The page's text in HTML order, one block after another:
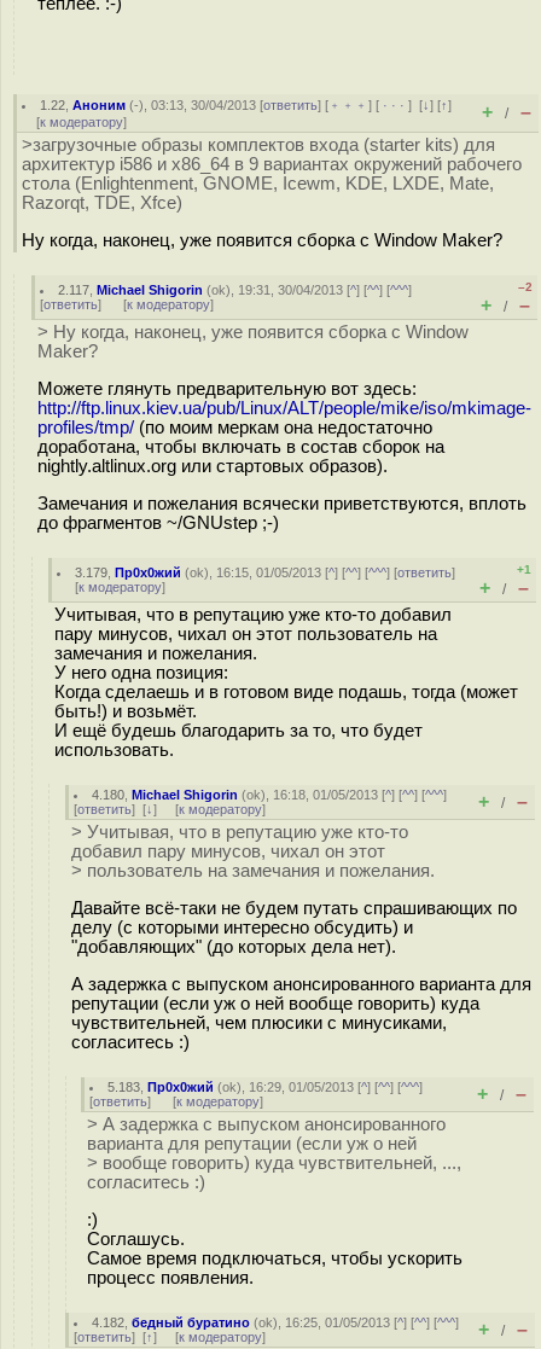
1.22 ,Аноним (-), 03:13, 30/04/2013 [ответить] [ ﹢﹢﹢] [ · · ·][↓] [↑]
[к модератору] + / –
>загрузочные образы комплектов входа (starter kits) для
архитектур i586 и x86_64 в 9 вариантах окружений рабочего
стола (Enlightenment, GNOME, Icewm, KDE, LXDE, Mate,
Razorqt, TDE, Xfce)
Ну когда, наконец, уже появится сборка с Window Maker?
2.117 ,Michael Shigorin (ok), 19:31, 30/04/2013 [^] [^^] [^^^]
[ответить] [к модератору]
–2
+ / –
> Ну когда, наконец, уже появится сборка с Window
Maker?
Можете глянуть предварительную вот здесь:
http://ftp.linux.kiev.ua/pub/Linux/ALT/people/mike/iso/mkimage-
profiles/tmp/ (по моим меркам она недостаточно
доработана, чтобы включать в состав сборок на
nightly.altlinux.org или стартовых образов).
Замечания и пожелания всячески приветствуются, вплоть
до фрагментов ~/GNUstep ;-)
3.179 ,Пр0х0жий (ok), 16:15, 01/05/2013 [^] [^^] [^^^] [ответить]
[к модератору]
+1
+ / –
Учитывая, что в репутацию уже кто-то добавил
пару минусов, чихал он этот пользователь на
замечания и пожелания.
У него одна позиция:
Когда сделаешь и в готовом виде подашь, тогда (может
быть!) и возьмёт.
И ещё будешь благодарить за то, что будет
использовать.
4.180 ,Michael Shigorin (ok), 16:18, 01/05/2013 [^] [^^] [^^^]
[ответить] [↓] [к модератору] + / –
> Учитывая, что в репутацию уже кто-то
добавил пару минусов, чихал он этот
> пользователь на замечания и пожелания.
Давайте всё-таки не будем путать спрашивающих по
делу (с которыми интересно обсудить) и
"добавляющих" (до которых дела нет).
А задержка с выпуском анонсированного варианта для
репутации (если уж о ней вообще говорить) куда
чувствительней, чем плюсики с минусиками,
согласитесь :)
5.183 ,Пр0х0жий (ok), 16:29, 01/05/2013 [^] [^^] [^^^]
[ответить] [к модератору] + / –
> А задержка с выпуском анонсированного
варианта для репутации (если уж о ней
> вообще говорить) куда чувствительней, ...,
согласитесь :)
:)
Соглашусь.
Самое время подключаться, чтобы ускорить
процесс появления.
4.182 ,бедный буратино (ok), 16:25, 01/05/2013 [^] [^^] [^^^]
[ответить] [↑] [к модератору] + / –